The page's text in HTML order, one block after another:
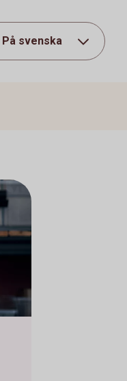
På svenska